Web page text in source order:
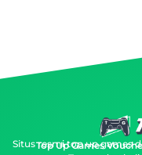
Top Up Games
Situs resmi top up games